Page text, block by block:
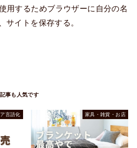
用するためブラウザーに自分の名
サイトを保存する。
言語化 家具・雑貨・お店